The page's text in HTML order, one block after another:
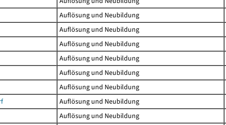
Auflösung und Neubildung
Auflösung und Neubildung
Auflösung und Neubildung
Auflösung und Neubildung
Auflösung und Neubildung
Auflösung und Neubildung
Auflösung und Neubildung
Auflösung und Neubildung